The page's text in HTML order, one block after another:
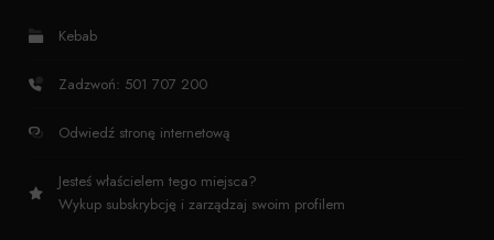
Kebab
Zadzwoń: 501 707 200
Odwiedź stronę internetową
Jesteś właścielem tego miejsca?
Wykup subskrybcję i zarządzaj swoim profilem